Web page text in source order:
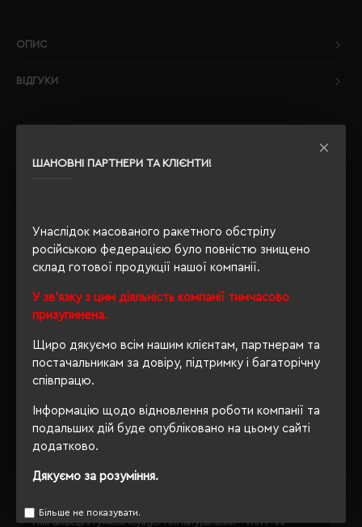
ШАНОВНІ ПАРТНЕРИ ТА КЛІЄНТИ!
Унаслідок масованого ракетного обстрілу
російською федерацією було повністю знищено
склад готової продукції нашої компанії.
У зв'язку з цим діяльність компанії тимчасово
призупинена.
Щиро дякуємо всім нашим клієнтам, партнерам та
постачальникам за довіру, підтримку і багаторічну
співпрацю.
Інформацію щодо відновлення роботи компанії та
подальших дій буде опубліковано на цьому сайті
додатково.
Дякуємо за розуміння.
Більше не показувати.
ОПИС
ВІДГУКИ
РЕКОМЕНДУЄМО
Міні-олівець з гумкою Voyager Firo натуральний - V7699-00